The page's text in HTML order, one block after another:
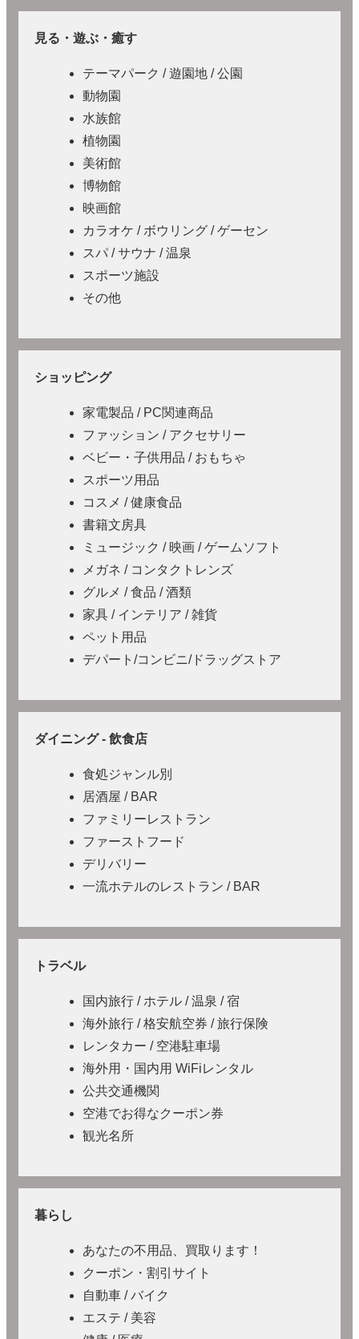
見る・遊ぶ・癒す
テーマパーク / 遊園地 / 公園
動物園
水族館
植物園
美術館
博物館
映画館
カラオケ / ボウリング / ゲーセン
スパ / サウナ / 温泉
スポーツ施設
その他
ショッピング
家電製品 / PC関連商品
ファッション / アクセサリー
ベビー・子供用品 / おもちゃ
スポーツ用品
コスメ / 健康食品
書籍文房具
ミュージック / 映画 / ゲームソフト
メガネ / コンタクトレンズ
グルメ / 食品 / 酒類
家具 / インテリア / 雑貨
ペット用品
デパート/コンビニ/ドラッグストア
ダイニング - 飲食店
食処ジャンル別
居酒屋 / BAR
ファミリーレストラン
ファーストフード
デリバリー
一流ホテルのレストラン / BAR
トラベル
国内旅行 / ホテル / 温泉 / 宿
海外旅行 / 格安航空券 / 旅行保険
レンタカー / 空港駐車場
海外用・国内用 WiFiレンタル
公共交通機関
空港でお得なクーポン券
観光名所
暮らし
あなたの不用品、買取ります！
クーポン・割引サイト
自動車 / バイク
エステ / 美容